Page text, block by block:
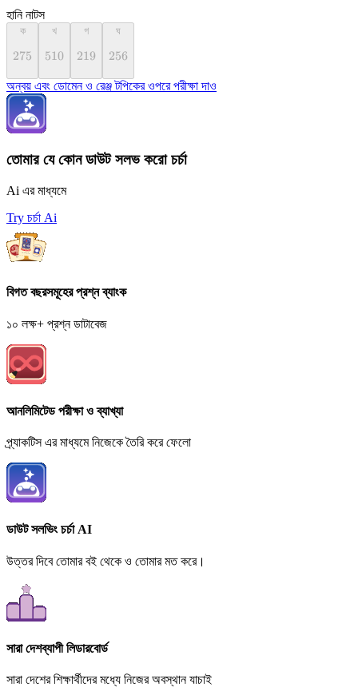
হানি নাটস
ক
275
275
খ
510
510
গ
219
219
ঘ
256
256
অন্বয় এবং ডোমেন ও রেঞ্জ টপিকের ওপরে পরীক্ষা দাও
তোমার যে কোন ডাউট সলভ করো চর্চা
Ai এর মাধ্যমে
Try চর্চা Ai
বিগত বছরসমূহের প্রশ্ন ব্যাংক
১০ লক্ষ+ প্রশ্ন ডাটাবেজ
আনলিমিটেড পরীক্ষা ও ব্যাখ্যা
প্র্যাকটিস এর মাধ্যমে নিজেকে তৈরি করে ফেলো
ডাউট সলভিং চর্চা AI
উত্তর দিবে তোমার বই থেকে ও তোমার মত করে।
সারা দেশব্যাপী লিডারবোর্ড
সারা দেশের শিক্ষার্থীদের মধ্যে নিজের অবস্থান যাচাই